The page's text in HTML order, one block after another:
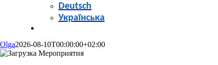
Deutsch
Українська
Olga2026-08-10T00:00:00+02:00